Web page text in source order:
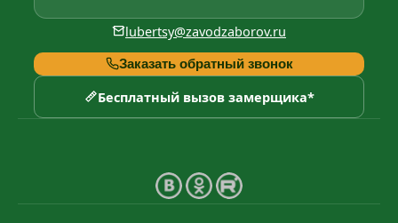
lubertsy@zavodzaborov.ru
Заказать обратный звонок
Бесплатный вызов замерщика*